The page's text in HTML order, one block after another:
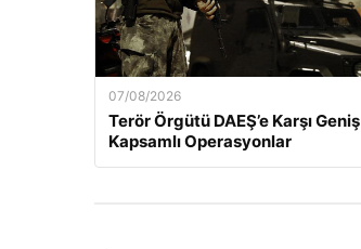
07/08/2026
Terör Örgütü DAEŞ’e Karşı Geniş
Kapsamlı Operasyonlar